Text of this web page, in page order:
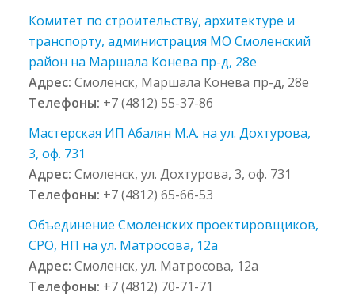
Комитет по строительству, архитектуре и
транспорту, администрация МО Смоленский
район на Маршала Конева пр-д, 28е
Адрес:Смоленск, Маршала Конева пр-д, 28е
Телефоны: +7 (4812) 55-37-86
Мастерская ИП Абалян М.А. на ул. Дохтурова,
3, оф. 731
Адрес:Смоленск, ул. Дохтурова, 3, оф. 731
Телефоны: +7 (4812) 65-66-53
Объединение Смоленских проектировщиков,
СРО, НП на ул. Матросова, 12а
Адрес:Смоленск, ул. Матросова, 12а
Телефоны: +7 (4812) 70-71-71